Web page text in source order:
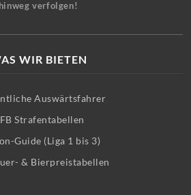
hinweg verfolgen!
WIR BIETEN
Auswärtsfahrer
Strafentabellen
Guide (Liga 1 bis 3)
& Bierpreistabellen